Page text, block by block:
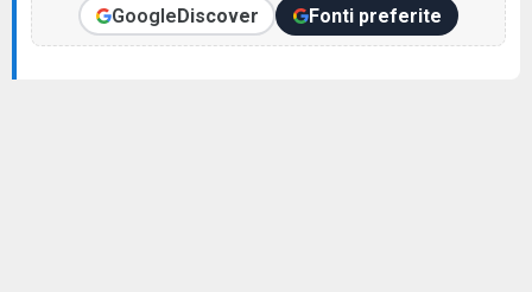
GoogleDiscover Fonti preferite